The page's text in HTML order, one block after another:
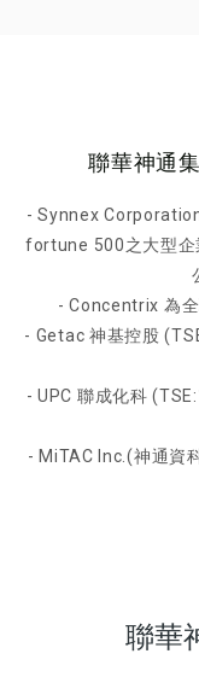
聯華神通
- Synnex
fortune 500之大型企
- Concentrix 為全
- Getac 神基控股
- UPC 聯成化科
- MiTAC Inc.(神通資
聯華